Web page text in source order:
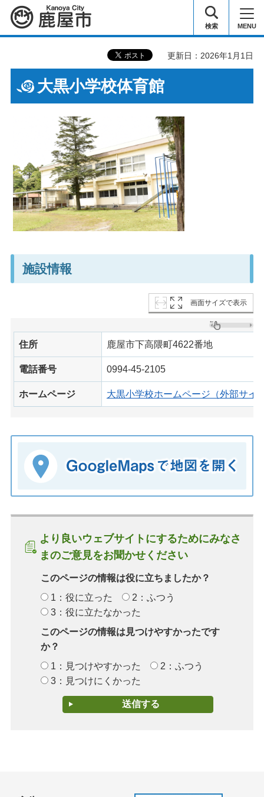
鹿屋市 検索 MENU
更新日：2026年1月1日
大黒小学校体育館
施設情報
画面サイズで表示
住所 鹿屋市下高隈町4622番地
電話番号 0994-45-2105
ホームページ 大黒小学校ホームページ（外部サイ
より良いウェブサイトにするためにみなさ
まのご意見をお聞かせください
このページの情報は役に立ちましたか？
1：役に立った
2：ふつう
3：役に立たなかった
このページの情報は見つけやすかったです
か？
1：見つけやすかった
2：ふつう
3：見つけにくかった